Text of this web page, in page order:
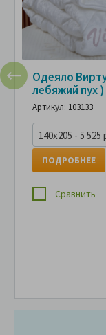
Одеяло
лебяжий пух )
Артикул: 103133
140x205 - 5 525
ПОДРОБНЕЕ
Сравнить